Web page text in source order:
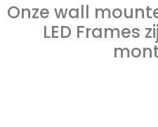
Onze wall
LED Frames